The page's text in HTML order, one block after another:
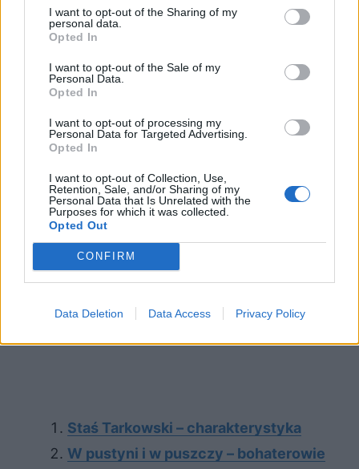
I want to opt-out of the Sharing of my
personal data.
Opted In
I want to opt-out of the Sale of my
Personal Data.
Opted In
I want to opt-out of processing my
Personal Data for Targeted Advertising.
Opted In
I want to opt-out of Collection, Use,
Retention, Sale, and/or Sharing of my
Personal Data that Is Unrelated with the
Purposes for which it was collected.
Opted Out
CONFIRM
Data Deletion Data Access Privacy Policy
Sprawdź także:
Staś Tarkowski – charakterystyka
W pustyni i w puszczy – bohaterowie